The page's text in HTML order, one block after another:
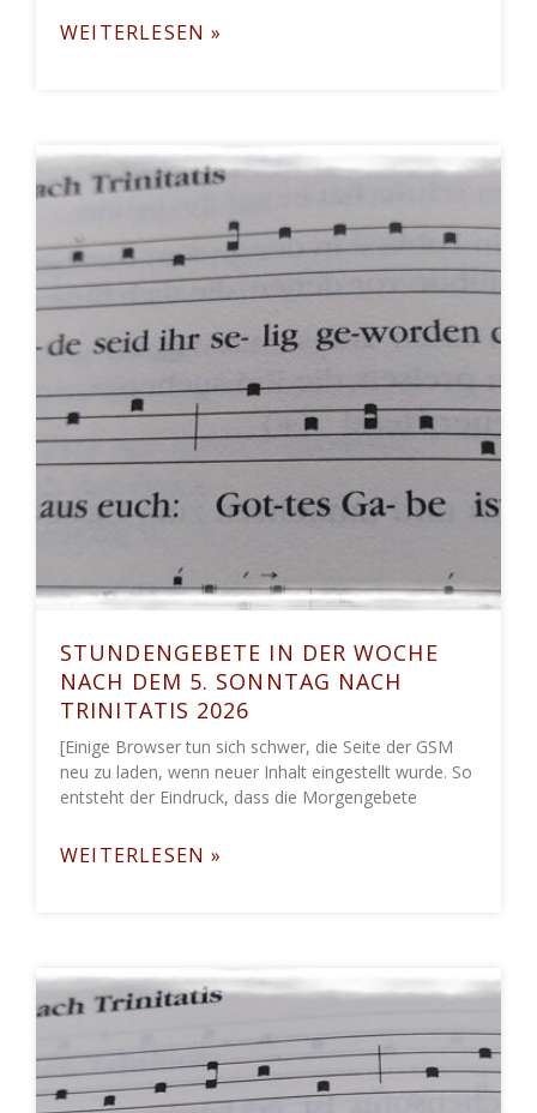
WEITERLESEN »
STUNDENGEBETE IN DER WOCHE
NACH DEM 5. SONNTAG NACH
TRINITATIS 2026
[Einige Browser tun sich schwer, die Seite der GSM
neu zu laden, wenn neuer Inhalt eingestellt wurde. So
entsteht der Eindruck, dass die Morgengebete
WEITERLESEN »